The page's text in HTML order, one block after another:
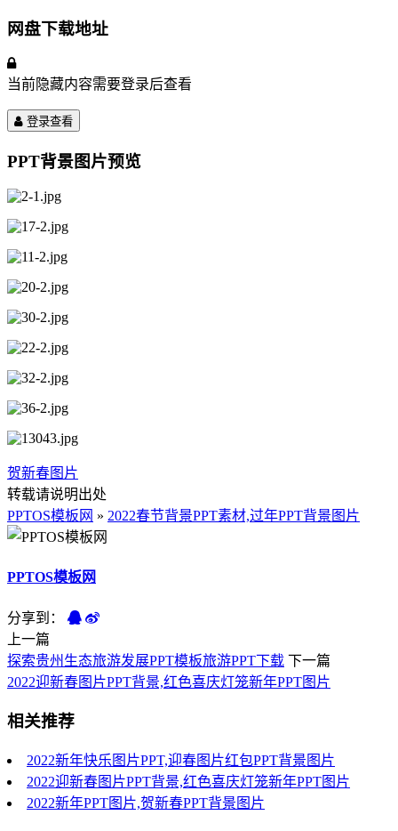
网盘下载地址
当前隐藏内容需要登录后查看
登录查看
PPT背景图片预览
贺新春图片
转载请说明出处
PPTOS模板网 » 2022春节背景PPT素材,过年PPT背景图片
PPTOS模板网
分享到：
上一篇
探索贵州生态旅游发展PPT模板旅游PPT下载 下一篇
2022迎新春图片PPT背景,红色喜庆灯笼新年PPT图片
相关推荐
2022新年快乐图片PPT,迎春图片红包PPT背景图片
2022迎新春图片PPT背景,红色喜庆灯笼新年PPT图片
2022新年PPT图片,贺新春PPT背景图片